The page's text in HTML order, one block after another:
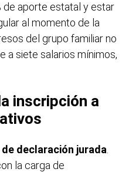
de aporte estatal y estar
al momento de la
del grupo familiar no
a siete salarios mínimos,
inscripción a
declaración jurada
la carga de